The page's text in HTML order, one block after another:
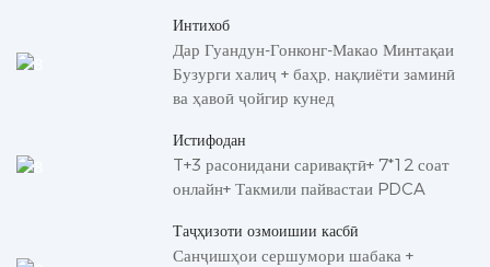
Интихоб
Дар Гуандун-Гонконг-Макао Минтақаи
Бузурги халиҷ + баҳр, нақлиёти заминӣ
ва ҳавоӣ ҷойгир кунед
Истифодан
T+3 расонидани саривақтӣ+ 7*12 соат
онлайн+ Такмили пайвастаи PDCA
Таҷҳизоти озмоишии касбӣ
Санҷишҳои сершумори шабака +